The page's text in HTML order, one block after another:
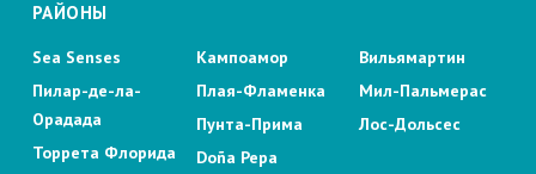
РАЙОНЫ
Sea Senses
Пилар-де-ла-
Орадада
Торрета Флорида
Кампоамор
Плая-Фламенка
Пунта-Прима
Doña Pepa
Вильямартин
Мил-Пальмерас
Лос-Дольсес